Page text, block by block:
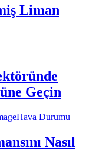
Liman
Geçin
Hava Durumu
Nasıl